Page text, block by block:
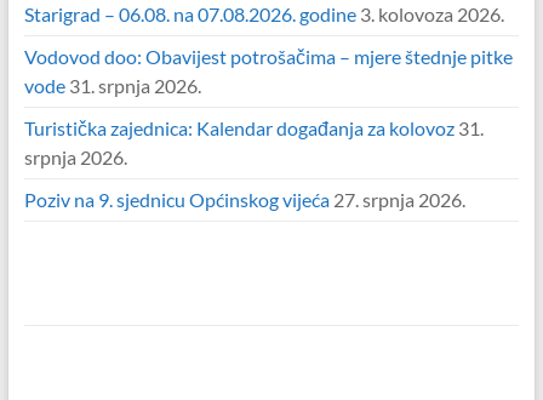
Starigrad – 06.08. na 07.08.2026. godine 3. kolovoza 2026.
Vodovod doo: Obavijest potrošačima – mjere štednje pitke
vode 31. srpnja 2026.
Turistička zajednica: Kalendar događanja za kolovoz 31.
srpnja 2026.
Poziv na 9. sjednicu Općinskog vijeća 27. srpnja 2026.